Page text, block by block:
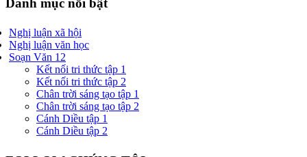
Danh mục nổi bật
Nghị luận xã hội
Nghị luận văn học
Soạn Văn 12
Kết nối tri thức tập 1
Kết nối tri thức tập 2
Chân trời sáng tạo tập 1
Chân trời sáng tạo tập 2
Cánh Diều tập 1
Cánh Diều tập 2